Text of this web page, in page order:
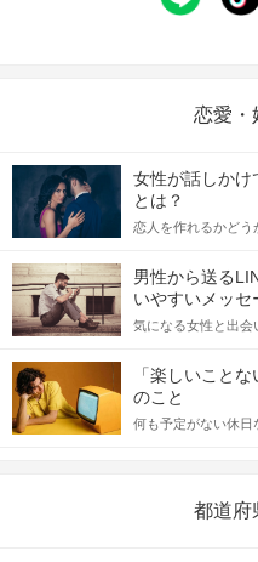
恋愛・
女性が話しかけ
とは？
恋人を作れるかどう
てアプローチできる
格的に始めようとし
をしっかりと理解
記事では、女性が話
合にどのような行
男性から送る
いやすいメッセ
気になる女性と出会
しかし、中には「
っしゃるのではな
送るLINEでのデー
えながら解説するの
「楽しいこと
のこと
何も予定がない休
の楽しいことアイ
都道府